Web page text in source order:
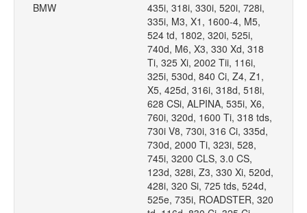
BMW
435i, 318i, 330i, 520i, 728i,
335i, M3, X1, 1600-4, M5,
524 td, 1802, 320i, 525i,
740d, M6, X3, 330 Xd, 318
Ti, 325 Xi, 2002 Tii, 116i,
325i, 530d, 840 Ci, Z4, Z1,
X5, 425d, 316i, 318d, 518i,
628 CSi, ALPINA, 535i, X6,
760i, 320d, 1600 Ti, 318 tds,
730i V8, 730i, 316 Ci, 335d,
730d, 2000 Ti, 323i, 528,
745i, 3200 CLS, 3.0 CS,
123d, 328i, Z3, 330 Xi, 520d,
428i, 320 Si, 725 tds, 524d,
525e, 735i, ROADSTER, 320